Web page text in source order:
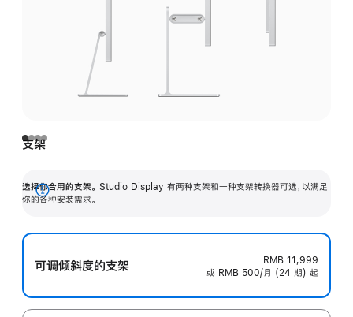
支架
选择你合用的支架。 Studio Display 有两种支架和一种支架转换器可选，以满足
你的各种安装需求。
展
可调倾斜度的支架
RMB 11,999
或 RMB 500/月 (24 期) 起